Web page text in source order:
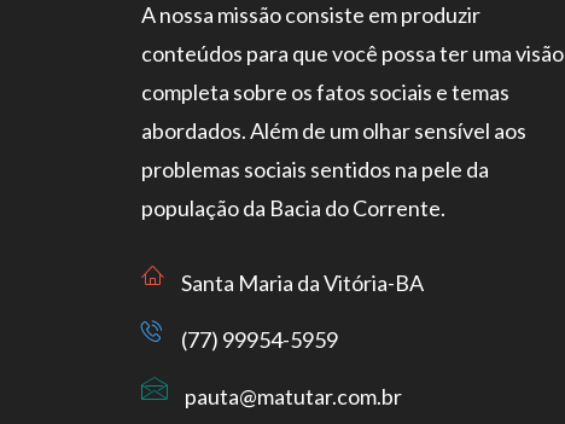
A nossa missão consiste em produzir
conteúdos para que você possa ter uma visão
completa sobre os fatos sociais e temas
abordados. Além de um olhar sensível aos
problemas sociais sentidos na pele da
população da Bacia do Corrente.
Santa Maria da Vitória-BA
(77) 99954-5959
pauta@matutar.com.br